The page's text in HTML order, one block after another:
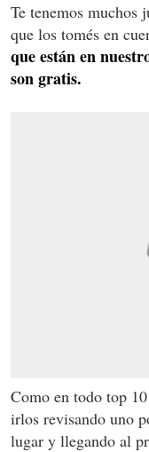
Te tenemos muchos
que los tomés en
que están en
son gratis.
Como en todo top
irlos revisando uno
lugar y llegando al